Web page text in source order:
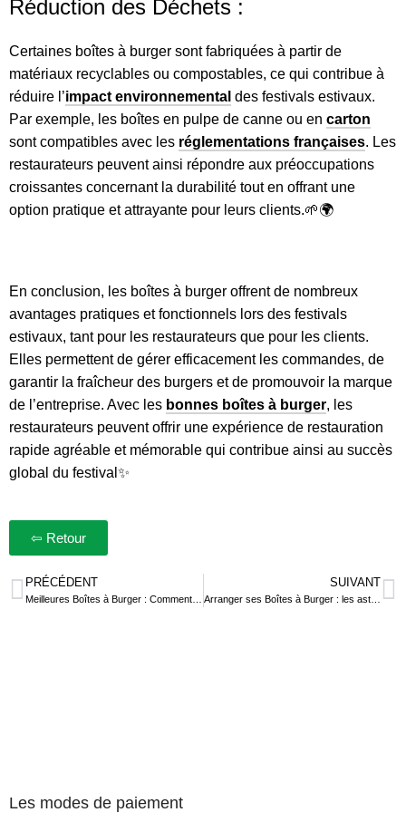
Réduction des Déchets :
Certaines boîtes à burger sont fabriquées à partir de
matériaux recyclables ou compostables, ce qui contribue à
réduire l’impact environnemental des festivals estivaux.
Par exemple, les boîtes en pulpe de canne ou en carton
sont compatibles avec les réglementations françaises. Les
restaurateurs peuvent ainsi répondre aux préoccupations
croissantes concernant la durabilité tout en offrant une
option pratique et attrayante pour leurs clients.🌱🌍
En conclusion, les boîtes à burger offrent de nombreux
avantages pratiques et fonctionnels lors des festivals
estivaux, tant pour les restaurateurs que pour les clients.
Elles permettent de gérer efficacement les commandes, de
garantir la fraîcheur des burgers et de promouvoir la marque
de l’entreprise. Avec les bonnes boîtes à burger, les
restaurateurs peuvent offrir une expérience de restauration
rapide agréable et mémorable qui contribue ainsi au succès
global du festival✨
⇦ Retour
PRÉCÉDENT SUIVANT
Arranger ses Boîtes à Burger : les astuces
Les modes de paiement